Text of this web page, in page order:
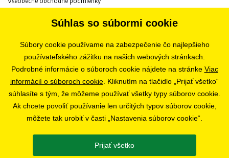
Informácie o cookies
Odstúpenie od zmluvy
Ochrana osobných údajov
Nastavenia súborov cookie
PREDAJŇA
SLEDUJTE NÁS
Súhlas so súbormi cookie
Súbory cookie používame na zabezpečenie čo najlepšieho
používateľského zážitku na našich webových stránkach.
Podrobné informácie o súboroch cookie nájdete na stránke Viac
informácií o súboroch cookie . Kliknutím na tlačidlo „Prijať všetko“
súhlasíte s tým, že môžeme používať všetky typy súborov cookie.
Ak chcete povoliť používanie len určitých typov súborov cookie,
môžete tak urobiť v časti „Nastavenia súborov cookie“.
Prijať všetko